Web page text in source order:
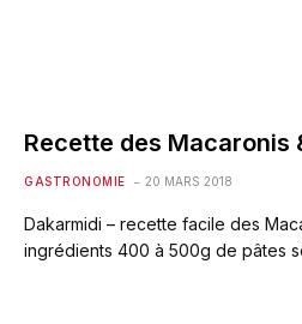
Recette des Macaronis
GASTRONOMIE 20 MARS 2018
Dakarmidi – recette facile des
ingrédients 400 à 500g de pâtes